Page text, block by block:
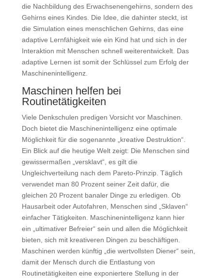
die Nachbildung des Erwachsenengehirns, sondern des
Gehirns eines Kindes. Die Idee, die dahinter steckt, ist
die Simulation eines menschlichen Gehirns, das eine
adaptive Lernfähigkeit wie ein Kind hat und sich in der
Interaktion mit Menschen schnell weiterentwickelt. Das
adaptive Lernen ist somit der Schlüssel zum Erfolg der
Maschinenintelligenz.
Maschinen helfen bei
Routinetätigkeiten
Viele Denkschulen predigen Vorsicht vor Maschinen.
Doch bietet die Maschinenintelligenz eine optimale
Möglichkeit für die sogenannte „kreative Destruktion“.
Ein Blick auf die heutige Welt zeigt: Die Menschen sind
gewissermaßen „versklavt“, es gilt die
Ungleichverteilung nach dem Pareto-Prinzip. Täglich
verwendet man 80 Prozent seiner Zeit dafür, die
gleichen 20 Prozent banaler Dinge zu erledigen. Ob
Hausarbeit oder Autofahren, Menschen sind „Sklaven“
einfacher Tätigkeiten. Maschinenintelligenz kann hier
ein „ultimativer Befreier“ sein und allen die Möglichkeit
bieten, sich mit kreativeren Dingen zu beschäftigen.
Maschinen werden künftig „die wertvollsten Diener“ sein,
damit der Mensch durch die Entlastung von
Routinetätigkeiten eine exponiertere Stellung in der